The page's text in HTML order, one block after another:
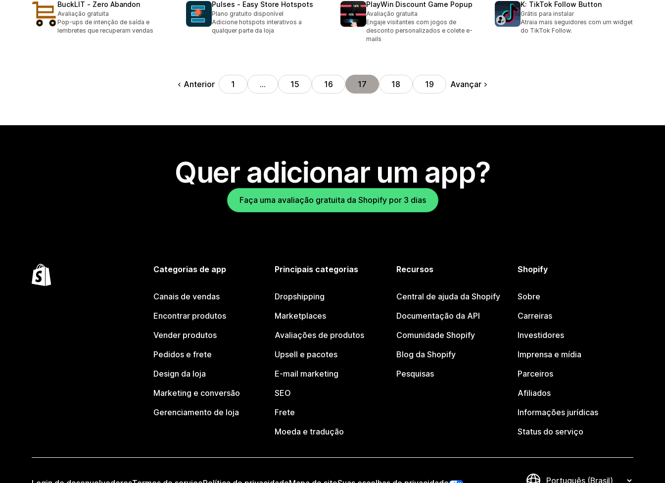
BuckLIT ‑ Zero Abandon
Avaliação gratuita
Pop-ups de intenção de saída e
lembretes que recuperam vendas
Pulses ‑ Easy Store Hotspots
Plano gratuito disponível
Adicione hotspots interativos a
qualquer parte da loja
PlayWin Discount Game Popup
Avaliação gratuita
Engaje visitantes com jogos de
desconto personalizados e colete e-
mails
K: TikTok Follow Button
Grátis para instalar
Atraia mais seguidores com um widget
do TikTok Follow.
Anterior 1 … 15 16 17 18 19 Avançar
Quer adicionar um app?
Faça uma avaliação gratuita da Shopify por 3 dias
Categorias de app
Canais de vendas
Encontrar produtos
Vender produtos
Pedidos e frete
Design da loja
Marketing e conversão
Gerenciamento de loja
Principais categorias
Dropshipping
Marketplaces
Avaliações de produtos
Upsell e pacotes
E-mail marketing
SEO
Frete
Moeda e tradução
Recursos
Central de ajuda da Shopify
Documentação da API
Comunidade Shopify
Blog da Shopify
Pesquisas
Shopify
Sobre
Carreiras
Investidores
Imprensa e mídia
Parceiros
Afiliados
Informações jurídicas
Status do serviço